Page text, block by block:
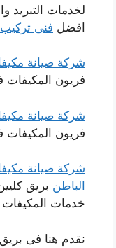
لخدمات التبريد
افضل فنى
شركة صيانة
فريون
شركة صيانة
فريون المكيفات
شركة صيانة
الباطن بريق
خدمات
نقدم هنا فى